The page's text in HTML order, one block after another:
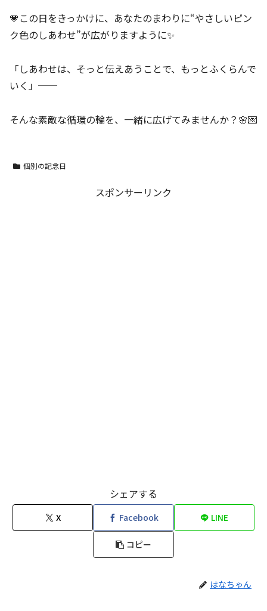
💗この日をきっかけに、あなたのまわりに“やさしいピン
ク色のしあわせ”が広がりますように✨
「しあわせは、そっと伝えあうことで、もっとふくらんで
いく」──
そんな素敵な循環の輪を、一緒に広げてみませんか？🌸💌
個別の記念日
スポンサーリンク
シェアする
X Facebook LINE
コピー
はなちゃん